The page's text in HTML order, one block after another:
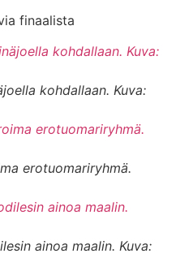
finaalista
kohdallaan. Kuva:
erotuomariryhmä.
ainoa maalin. Kuva: